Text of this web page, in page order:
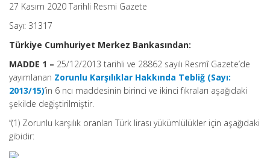
27 Kasım 2020 Tarihli Resmi Gazete
Sayı: 31317
Türkiye Cumhuriyet Merkez Bankasından:
MADDE 1 – 25/12/2013 tarihli ve 28862 sayılı Resmî Gazete’de
yayımlanan Zorunlu Karşılıklar Hakkında Tebliğ (Sayı:
2013/15)’in 6 ncı maddesinin birinci ve ikinci fıkraları aşağıdaki
şekilde değiştirilmiştir.
“(1) Zorunlu karşılık oranları Türk lirası yükümlülükler için aşağıdaki
gibidir: